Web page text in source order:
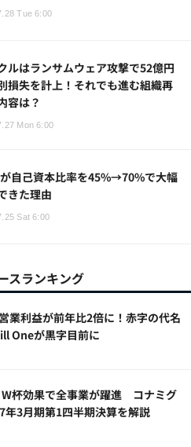
Tue 6:00
ルはランサムウェア攻撃で52億円
損失を計上！それでも進む組織再
容は？
Mon 6:00
自己資本比率を45%→70%で大幅
きた理由
Sat 6:00
スランキング
業利益が前年比2倍に！赤字の代名
Oneが黒字目前に
杯効果で全事業が躍進 コナミグ
年3月期第1四半期決算を解説